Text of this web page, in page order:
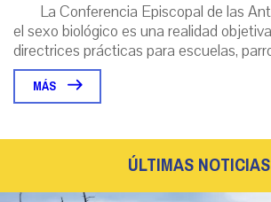
La Conferencia Episcopal de las
el sexo biológico es una realidad
directrices prácticas para escuelas,
MÁS
ÚLTIMAS NOTICIAS